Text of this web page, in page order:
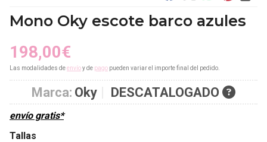
Mono Oky escote barco azules
198,00€
Las modalidades deenvíoy de pago pueden variar el importe final del pedido.
Marca: Oky DESCATALOGADO
envío gratis*
Tallas